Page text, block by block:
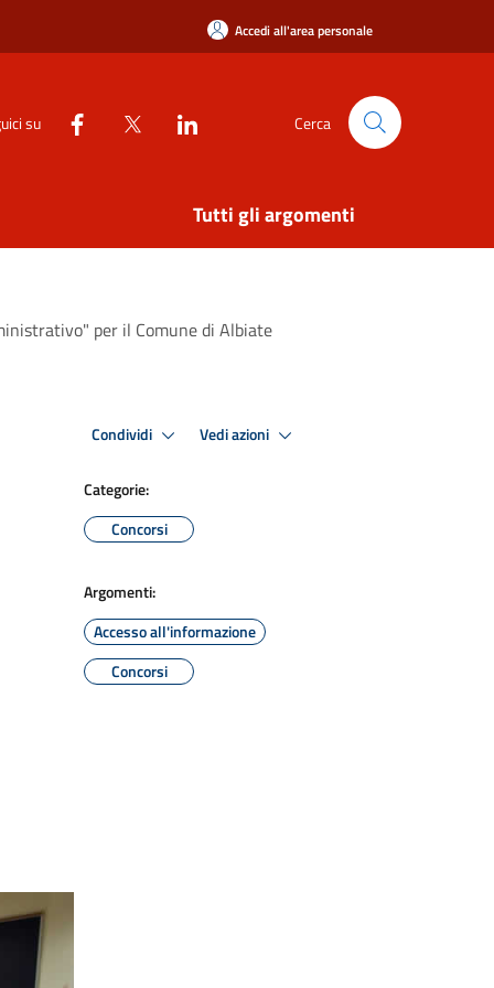
Accedi all'area personale
su Cerca
Tutti gli argomenti
per il Comune di Albiate
Condividi Vedi azioni
Categorie:
Concorsi
Argomenti:
Accesso all'informazione
Concorsi